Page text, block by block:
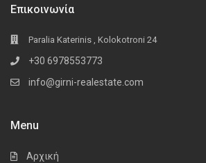
Επικοινωνία
Paralia Katerinis , Kolokotroni 24
+30 6978553773
info@girni-realestate.com
Menu
Αρχική